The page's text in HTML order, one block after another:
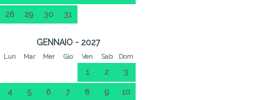
28 29 30 31
GENNAIO - 2027
Lun Mar Mer Gio Ven Sab Dom
1 2 3
4 5 6 7 8 9 10